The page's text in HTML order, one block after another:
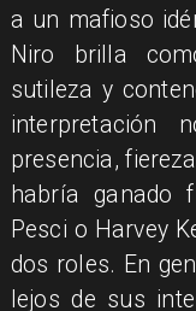
a un mafioso
Niro brilla
sutileza y
interpretación
presencia,
habría ganado
Pesci o Harvey
dos roles. En
lejos de sus